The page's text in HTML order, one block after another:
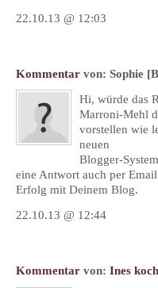
22.10.13 @ 12:03
Kommentar von: Sophie
Hi, würde das
Marroni-Mehl
vorstellen wie
neuen
Blogger-
eine Antwort auch per
Erfolg mit Deinem Blog.
22.10.13 @ 12:44
Kommentar von: Ines